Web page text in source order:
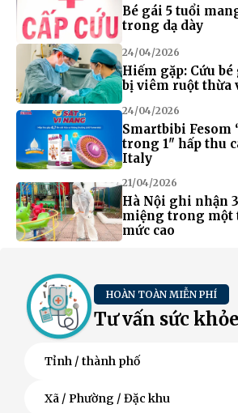
Bé gái 5 tuổi
trong dạ dày
24/04/2026
Hiếm gặp: Cứu
bị viêm ruột thừa
24/04/2026
Smartbibi Fesom
trong 1" hấp thu
Italy
21/04/2026
Hà Nội ghi nhận
miệng trong một
mức cao
HOÀN TOÀN MIỄN PHÍ
Tư vấn sức